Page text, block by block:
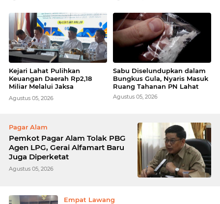
Kejari Lahat Pulihkan
Keuangan Daerah Rp2,18
Miliar Melalui Jaksa
Agustus 05, 2026
Sabu Diselundupkan dalam
Bungkus Gula, Nyaris Masuk
Ruang Tahanan PN Lahat
Agustus 05, 2026
Pagar Alam
Pemkot Pagar Alam Tolak PBG
Agen LPG, Gerai Alfamart Baru
Juga Diperketat
Agustus 05, 2026
Empat Lawang